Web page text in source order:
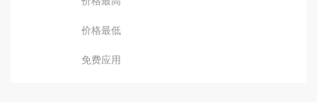
价格最低
免费应用